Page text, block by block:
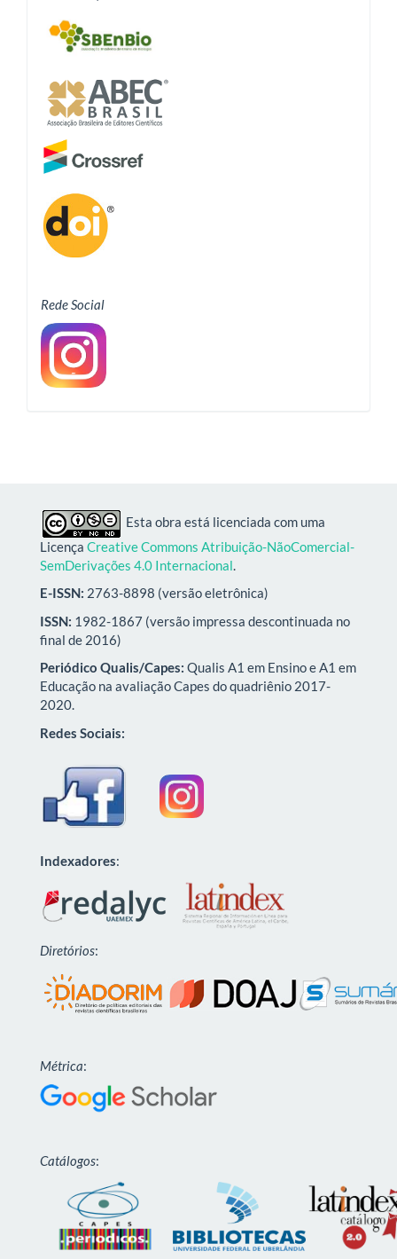
Rede Social
Esta obra está licenciada com uma
Licença Creative Commons Atribuição-NãoComercial-
SemDerivações 4.0 Internacional
E-ISSN: 2763-8898 (versão eletrônica)
ISSN: 1982-1867 (versão impressa descontinuada no
final de 2016)
Periódico Qualis/Capes: Qualis A1 em Ensino e A1 em
Educação na avaliação Capes do quadriênio 2017-
2020.
Redes Sociais:
Indexadores:
Diretórios:
Métrica:
Catálogos: